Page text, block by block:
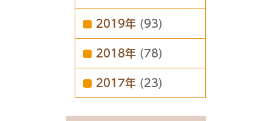
2019年 (93)
2018年 (78)
2017年 (23)